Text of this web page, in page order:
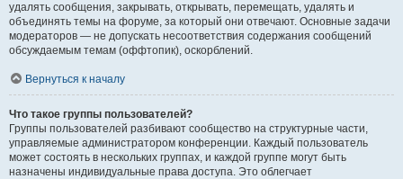
удалять сообщения, закрывать, открывать, перемещать, удалять и
объединять темы на форуме, за который они отвечают. Основные задачи
модераторов — не допускать несоответствия содержания сообщений
обсуждаемым темам (оффтопик), оскорблений.
Вернуться к началу
Что такое группы пользователей?
Группы пользователей разбивают сообщество на структурные части,
управляемые администратором конференции. Каждый пользователь
может состоять в нескольких группах, и каждой группе могут быть
назначены индивидуальные права доступа. Это облегчает